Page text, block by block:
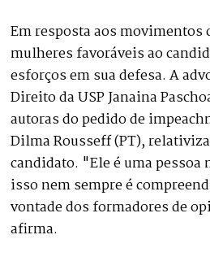
Em resposta aos movimentos
mulheres favoráveis ao
esforços em sua defesa. A
Direito da USP Janaina
autoras do pedido de
Dilma Rousseff (PT),
candidato. "Ele é uma
isso nem sempre é
vontade dos formadores de
afirma.